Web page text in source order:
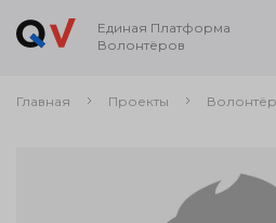
Единая Платформа
Волонтёров
Главная Проекты